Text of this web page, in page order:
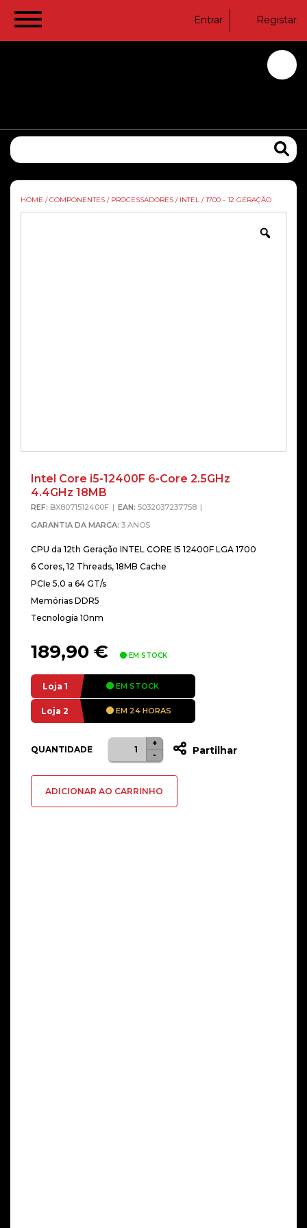
Entrar Registar
HOME / COMPONENTES / PROCESSADORES / INTEL / 1700 - 12 GERAÇÃO
Intel Core i5-12400F 6-Core 2.5GHz
4.4GHz 18MB
REF: BX8071512400F EAN: 5032037237758
GARANTIA DA MARCA: 3 ANOS
CPU da 12th Geração INTEL CORE I5 12400F LGA 1700
6 Cores, 12 Threads, 18MB Cache
PCIe 5.0 a 64 GT/s
Memórias DDR5
Tecnologia 10nm
189,90 € EM STOCK
Loja 1 EM STOCK
Loja 2 EM 24 HORAS
QUANTIDADE
Quantidade
de
Core
-
+
Partilhar
ADICIONAR AO CARRINHO